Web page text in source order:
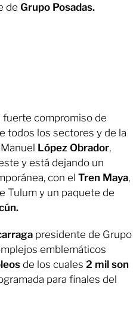
de Grupo Posadas.
fuerte compromiso de
todos los sectores y de la
López Obrador,
y está dejando un
con el Tren Maya,
Tulum y un paquete de
presidente de Grupo
emblemáticos
de los cuales 2 mil son
para finales del